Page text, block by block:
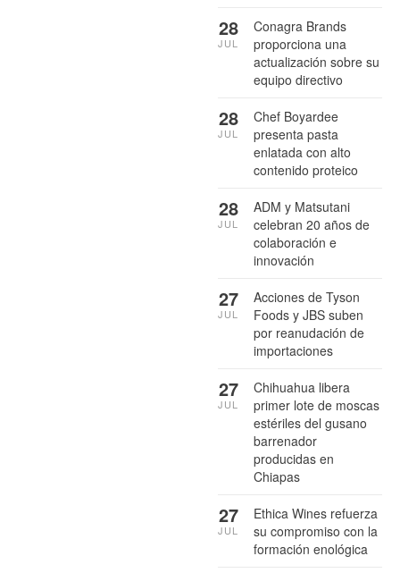
Conagra Brands
proporciona una
actualización sobre su
equipo directivo
28
JUL
Chef Boyardee
presenta pasta
enlatada con alto
contenido proteico
28
JUL
ADM y Matsutani
celebran 20 años de
colaboración e
innovación
28
JUL
Acciones de Tyson
Foods y JBS suben
por reanudación de
importaciones
27
JUL
Chihuahua libera
primer lote de moscas
estériles del gusano
barrenador
producidas en
Chiapas
27
JUL
Ethica Wines refuerza
su compromiso con la
formación enológica
27
JUL